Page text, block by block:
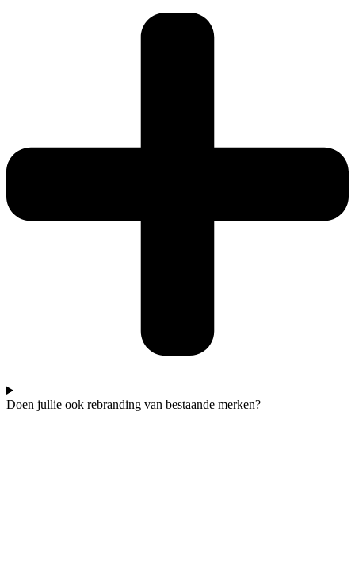
Doen jullie ook rebranding van bestaande merken?